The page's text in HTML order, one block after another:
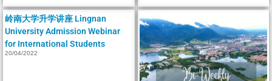
岭南大学升学讲座 Lingnan
University Admission Webinar
for International Students
20/04/2022